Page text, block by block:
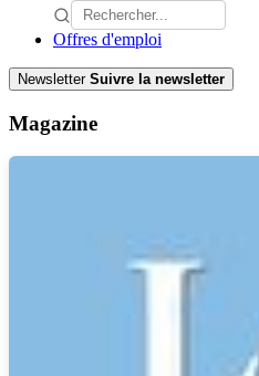
Offres d'emploi
Newsletter Suivre la newsletter
Magazine